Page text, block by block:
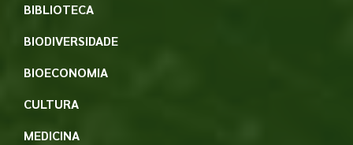
BIBLIOTECA
BIODIVERSIDADE
BIOECONOMIA
CULTURA
MEDICINA